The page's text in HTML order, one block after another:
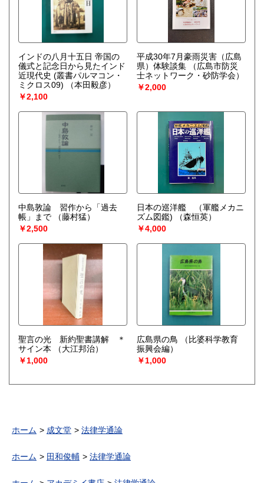
インドの八月十五日 帝国の
儀式と記念日から見たインド
近現代史 (叢書パルマコン・
ミクロス09)
（本田毅彦）
￥2,100
平成30年7月豪雨災害（広島
県）体験談集
（広島市防災
士ネットワーク・砂防学会）
￥2,000
中島敦論 習作から「過去
帳」まで
（藤村猛）
￥2,500
日本の巡洋艦 （軍艦メカニ
ズム図鑑)
（森恒英）
￥4,000
聖言の光 新約聖書講解 ＊
サイン本
（大江邦治）
￥1,000
広島県の鳥
（比婆科学教育
振興会編）
￥1,000
ホーム 成文堂 法律学通論
ホーム 田和俊輔 法律学通論